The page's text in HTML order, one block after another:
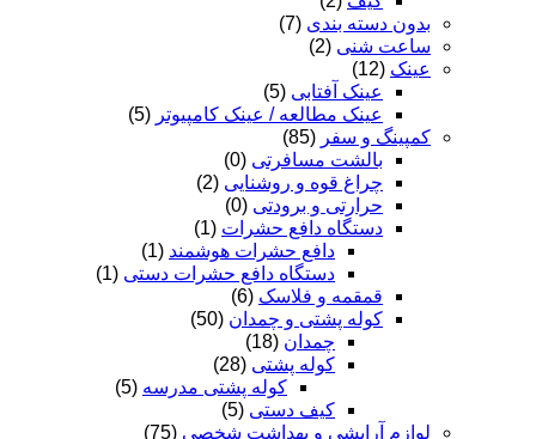
بدون دسته بندی (7)
ساعت شنی (2)
عینک (12)
عینک آفتابی (5)
عینک مطالعه / عینک کامپیوتر (5)
کمپینگ و سفر (85)
بالشت مسافرتی (0)
چراغ قوه و روشنایی (2)
حرارتی و برودتی (0)
دستگاه دافع حشرات (1)
دافع حشرات هوشمند (1)
دستگاه دافع حشرات دستی (1)
قمقمه و فلاسک (6)
کوله پشتی و چمدان (50)
چمدان (18)
کوله پشتی (28)
کوله پشتی مدرسه (5)
کیف دستی (5)
لوازم آرایشی و بهداشت شخصی (75)